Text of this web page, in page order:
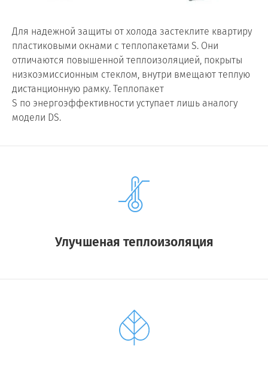
Для надежной защиты от холода застеклите квартиру
пластиковыми окнами с теплопакетами S. Они
отличаются повышенной теплоизоляцией, покрыты
низкоэмиссионным стеклом, внутри вмещают теплую
дистанционную рамку. Теплопакет
S по энергоэффективности уступает лишь аналогу
модели DS.
Улучшеная теплоизоляция